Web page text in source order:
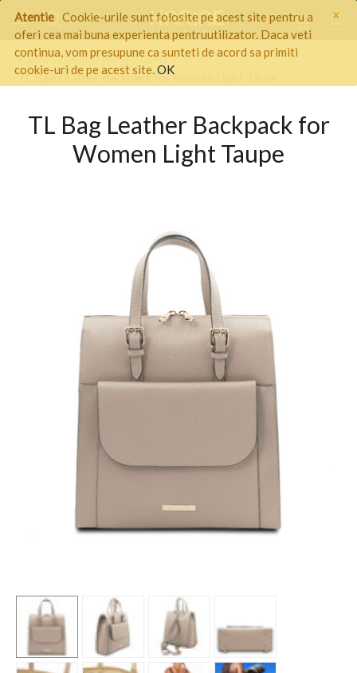
×
Atentie Cookie-urile sunt folosite pe acest site pentru a
oferi cea mai buna experienta pentruutilizator. Daca veti
continua, vom presupune ca sunteti de acord sa primiti
cookie-uri de pe acest site.OK
Pagina start / RUCSACURI /
TL Bag Leather Backpack for Women Light Taupe
TL Bag Leather Backpack for
Women Light Taupe